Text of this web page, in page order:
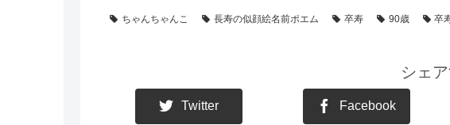
ちゃんちゃんこ 長寿の似顔絵名前ポエム 卒寿 90歳 卒
シェ
Twitter Facebook